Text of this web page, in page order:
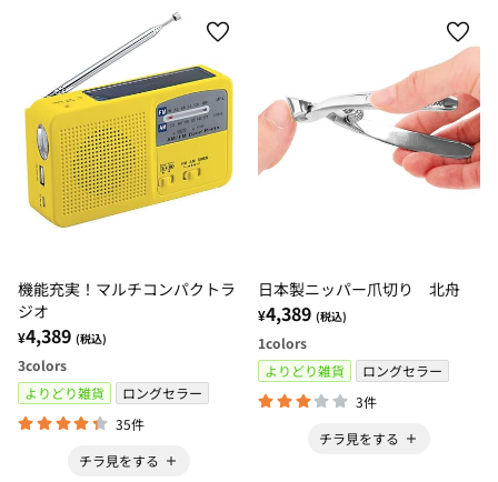
機能充実！マルチコンパクトラ
ジオ
¥4,389 (税込)
3colors
よりどり雑貨
ロングセラー
35件
チラ見をする
日本製ニッパー爪切り 北舟
¥4,389 (税込)
1colors
よりどり雑貨
ロングセラー
3件
チラ見をする